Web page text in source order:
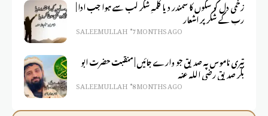
زخمی دل کو سکوں کا سمندر دیا کلمہِ شکر لب سے ہوا جب ادا |
رب کے شکر پر اشعار
SALEEM ULLAH 7 MONTHS AGO
تیری ناموس پہ صدیق جو وارے جائیں | منقبت حضرت ابو
بکر صدیق رضی اللہ عنہ
SALEEM ULLAH 8 MONTHS AGO